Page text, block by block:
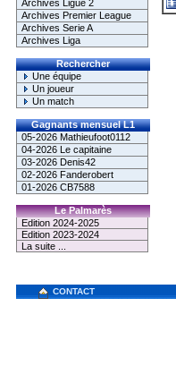
Archives Ligue 2
Archives Premier League
Archives Serie A
Archives Liga
Rechercher
Une équipe
Un joueur
Un match
Gagnants mensuel L1
05-2026 Mathieufoot0112
04-2026 Le capitaine
03-2026 Denis42
02-2026 Fanderobert
01-2026 CB7588
Le Palmarès
Edition 2024-2025
Edition 2023-2024
La suite ...
CONTACT